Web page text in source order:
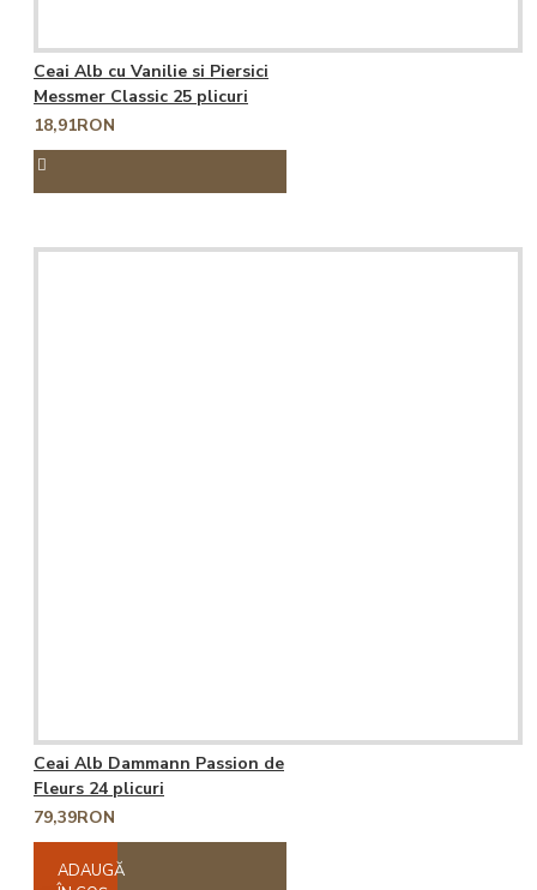
Ceai Alb cu Vanilie si Piersici
Messmer Classic 25 plicuri
18,91RON
Ceai Alb Dammann Passion de
Fleurs 24 plicuri
79,39RON
ADAUGĂ